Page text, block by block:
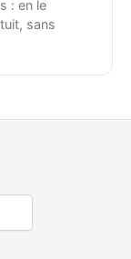
: en le
sans